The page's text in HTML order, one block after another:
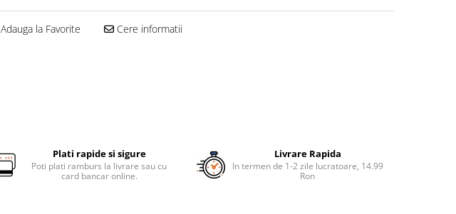
Adauga la Favorite Cere informatii
Plati rapide si sigure
Poti plati ramburs la livrare sau cu
card bancar online.
Livrare Rapida
In termen de 1-2 zile lucratoare, 14.99
Ron